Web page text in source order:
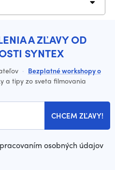
A ZĽAVY OD
SYNTEX
· Bezplatné workshopy o
a tipy zo sveta filmovania
CHCEM ZĽAVY!
osobných údajov